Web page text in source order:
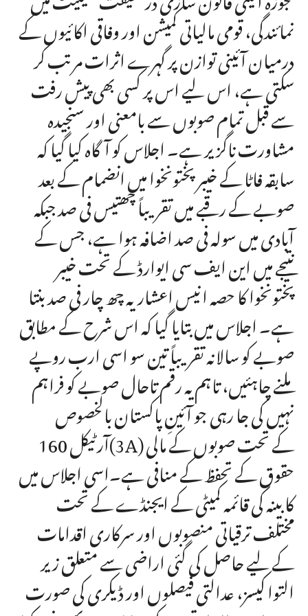
نمائندگی، قومی مالیاتی کمیشن اور وفاقی اکائیوں کے
درمیان آئینی توازن پر گہرے اثرات مرتب کر
سکتی ہے، اس لیے اس پر کسی بھی پیش رفت
سے قبل تمام صوبوں سے بامعنی اور سنجیدہ
مشاورت ناگزیر ہے۔ اجلاس کو آگاہ کیا گیا کہ
سابقہ فاٹا کے خیبر پختونخوا میں انضمام کے بعد
صوبے کے رقبے میں تقریباً چھتیس فی صد جبکہ
آبادی میں سولہ فی صد اضافہ ہوا ہے، جس کے
نتیجے میں این ایف سی ایوارڈ کے تحت خیبر
پختونخوا کا حصہ انیس اعشاریہ چھ چار فی صد بنتا
ہے۔ اجلاس میں بتایا گیا کہ اس شرح کے مطابق
صوبے کو سالانہ تقریباً تین سو اسی ارب روپے
ملنے چاہئیں، تاہم یہ رقم تاحال صوبے کو فراہم
نہیں کی جا رہی جو آئینِ پاکستان بالخصوص
آرٹیکل 160(3A) کے تحت صوبوں کے مالی
حقوق کے تحفظ کے منافی ہے۔اسی اجلاس میں
کابینہ کی قائمہ کمیٹی کے ایجنڈے کے تحت
مختلف ترقیاتی منصوبوں اور سرکاری اقدامات
کے لیے حاصل کی گئی اراضی سے متعلق زیر
التوا کیسز، عدالتی فیصلوں اور ڈیکری کی صورت